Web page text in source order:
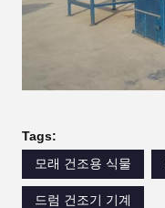
Tags:
모래 건조용 식물
드럼 건조기 기계